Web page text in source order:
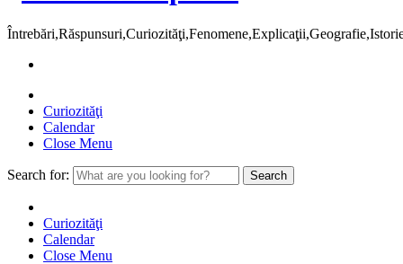
Curiozităţi
Calendar
Close Menu
Search for:
Curiozităţi
Calendar
Close Menu